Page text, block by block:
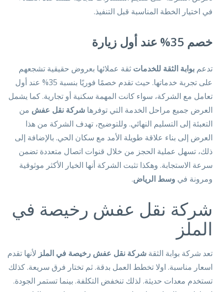
في اختيار الخطة المناسبة قبل التنفيذ.
خصم 35% عند أول زيارة
تدعم بوابة الثقة للخدمات ثقة عملائها بعروض حقيقية تشجعهم
على تجربة خدماتها. حيث تقدم خصمًا فوريًا بنسبة 35% عند أول
تعامل مع الشركة، سواء كانت المهمة سكنية أو تجارية. كما يشمل
العرض جميع مراحل الخدمة التي توفرها شركة نقل عفش من
التعبئة إلى التسليم النهائي. وللتوضيح، تهدف الشركة من هذا
العرض إلى بناء علاقة طويلة الأمد مع سكان الحي. بالإضافة إلى
ذلك، تسهل عملية الحجز من خلال قنوات اتصال متعددة تضمن
سرعة الاستجابة. وهكذا تثبت الشركة أنها الخيار الأكثر موثوقية
ومرونة في وسط الرياض.
شركة نقل عفش رخيصة في
الملز
تعد شركة بوابة الثقة شركة نقل عفش رخيصة في الملز لأنها تقدم
اسعار مناسبة. اولا تخطط العمل بدقة. ثم تختار فرق سريعة. كذلك
تستخدم معدات حديثة. لذلك تنخفض التكلفة. بينما تستمر الجودة.